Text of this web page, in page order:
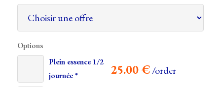
Options
Plein essence 1/2
journée *
25.00€/order